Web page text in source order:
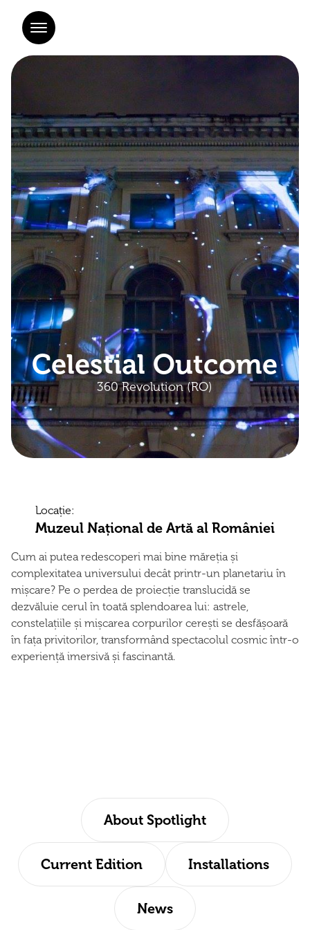
Celestial Outcome
360 Revolution (RO)
Locație:
Muzeul Național de Artă al României
Cum ai putea redescoperi mai bine măreția și
complexitatea universului decât printr-un planetariu în
mișcare? Pe o perdea de proiecție translucidă se
dezvăluie cerul în toată splendoarea lui: astrele,
constelațiile și mișcarea corpurilor cerești se desfășoară
în fața privitorilor, transformând spectacolul cosmic într-o
experiență imersivă și fascinantă.
About Spotlight
Current Edition Installations
News